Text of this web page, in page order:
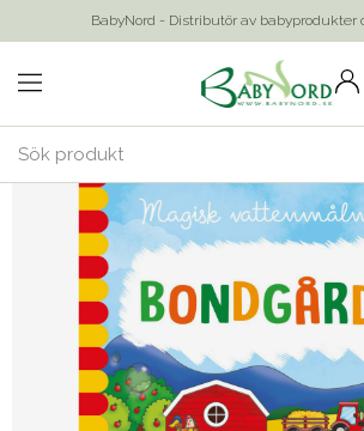
BabyNord - Distributör av babyprodukter